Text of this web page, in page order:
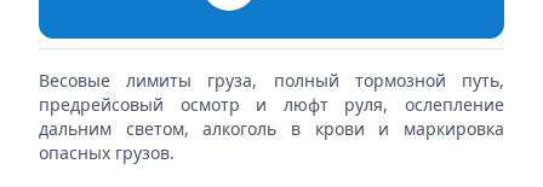
Весовые лимиты груза, полный тормозной путь,
предрейсовый осмотр и люфт руля, ослепление
дальним светом, алкоголь в крови и маркировка
опасных грузов.